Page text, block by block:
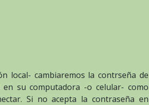
local- cambiaremos la contrseña de
su computadora -o celular- como
Si no acepta la contraseña en